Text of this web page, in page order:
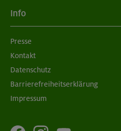
06.09.26
Schnupperkletterkurs indoor
München
Info
Presse
Kontakt
Datenschutz
Barrierefreiheitserklärung
Impressum